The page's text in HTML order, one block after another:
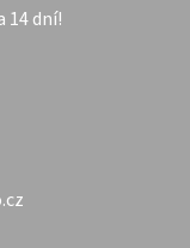
14 dní!